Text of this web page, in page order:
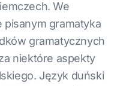
We
pisanym gramatyka
gramatycznych
niektóre aspekty
Język duński